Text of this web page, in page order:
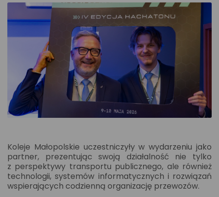
Koleje Małopolskie uczestniczyły w wydarzeniu jako
partner, prezentując swoją działalność nie tylko
z perspektywy transportu publicznego, ale również
technologii, systemów informatycznych i rozwiązań
wspierających codzienną organizację przewozów.